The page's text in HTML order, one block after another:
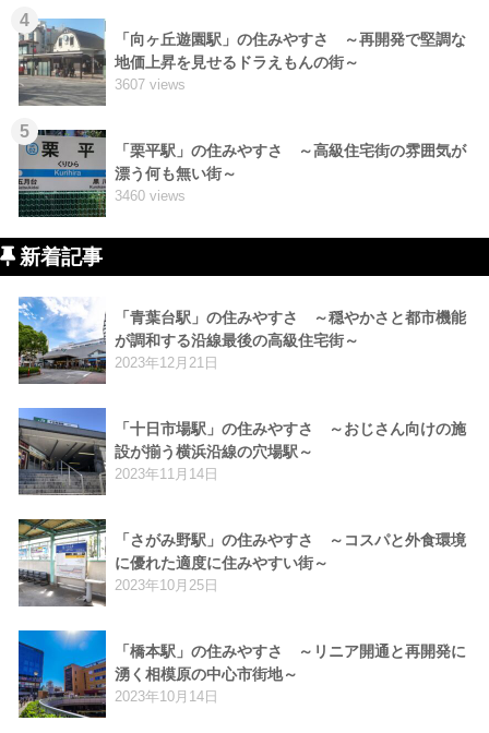
4
「向ヶ丘遊園駅」の住みやすさ ～再開発で堅調な
地価上昇を見せるドラえもんの街～
3607 views
5
「栗平駅」の住みやすさ ～高級住宅街の雰囲気が
漂う何も無い街～
3460 views
新着記事
「青葉台駅」の住みやすさ ～穏やかさと都市機能
が調和する沿線最後の高級住宅街～
2023年12月21日
「十日市場駅」の住みやすさ ～おじさん向けの施
設が揃う横浜沿線の穴場駅～
2023年11月14日
「さがみ野駅」の住みやすさ ～コスパと外食環境
に優れた適度に住みやすい街～
2023年10月25日
「橋本駅」の住みやすさ ～リニア開通と再開発に
湧く相模原の中心市街地～
2023年10月14日